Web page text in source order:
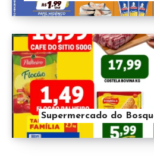
Supermercado do